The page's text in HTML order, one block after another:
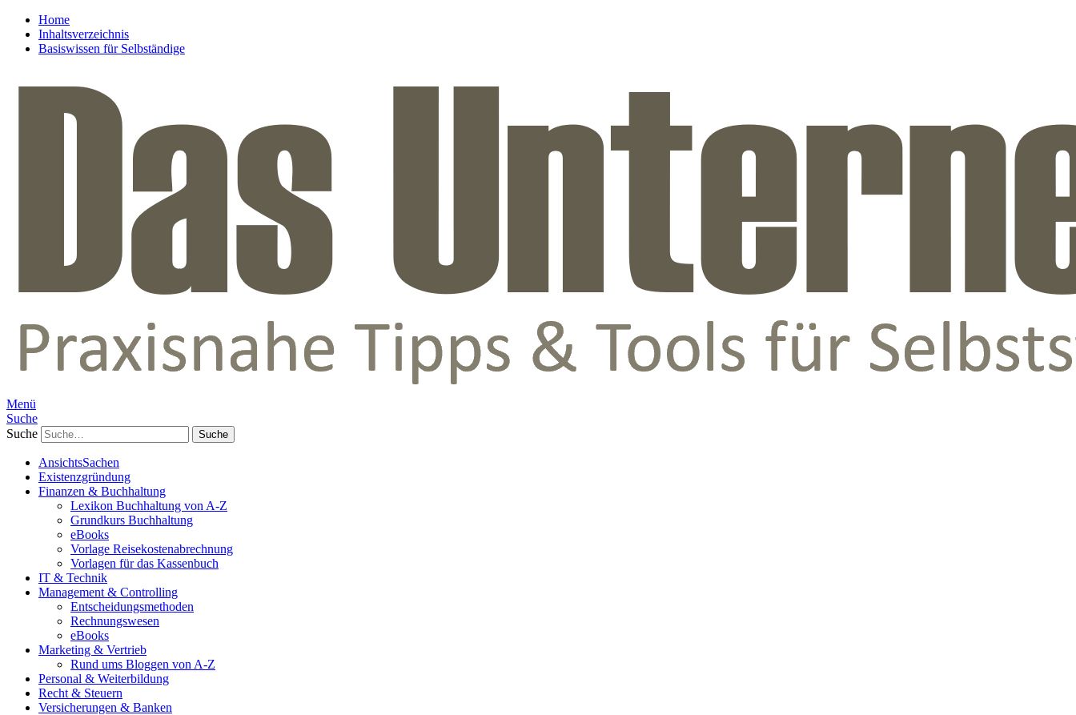
Home
Inhaltsverzeichnis
Basiswissen für Selbständige
Menü
Suche
Suche
AnsichtsSachen
Existenzgründung
Finanzen & Buchhaltung
Lexikon Buchhaltung von A-Z
Grundkurs Buchhaltung
eBooks
Vorlage Reisekostenabrechnung
Vorlagen für das Kassenbuch
IT & Technik
Management & Controlling
Entscheidungsmethoden
Rechnungswesen
eBooks
Marketing & Vertrieb
Rund ums Bloggen von A-Z
Personal & Weiterbildung
Recht & Steuern
Versicherungen & Banken